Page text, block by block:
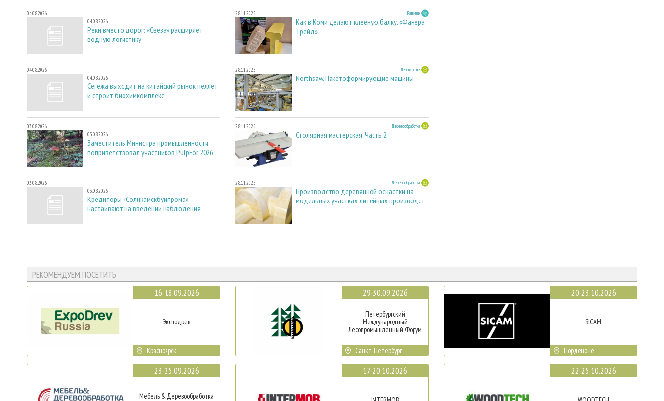
04.08.2026
04.08.2026
Реки вместо дорог: «Свеза» расширяет
водную логистику
04.08.2026
04.08.2026
Сегежа выходит на китайский рынок пеллет
и строит биохимкомплекс
03.08.2026
03.08.2026
Заместитель Министра промышленности
поприветствовал участников PulpFor 2026
03.08.2026
03.08.2026
Кредиторы «Соликамскбумпрома»
настаивают на введении наблюдения
28.11.2025 Развитие
Как в Коми делают клееную балку. «Фанера
Трейд»
28.11.2025 Лесопиление
Northsaw. Пакетоформирующие машины
28.11.2025 Деревообработка
Столярная мастерская. Часть 2
28.11.2025 Деревообработка
Производство деревянной оснастки на
модельных участках литейных производст
РЕКОМЕНДУЕМ ПОСЕТИТЬ
16-18.09.2026
Эксподрев
Красноярск
23-25.09.2026
Мебель & Деревообработка
29-30.09.2026
Петербургский
Международный
Лесопромышленный Форум
Санкт-Петербург
17-20.10.2026
20-23.10.2026
SICAM
Порденоне
22-25.10.2026